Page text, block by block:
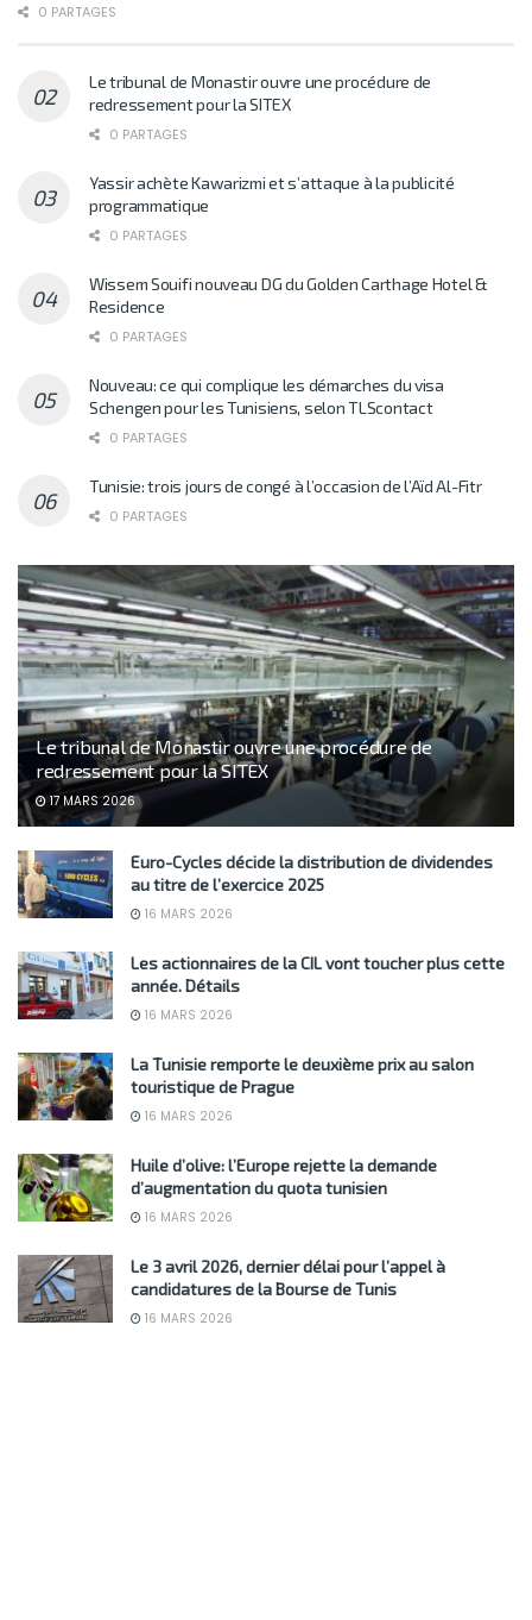
0 PARTAGES
Le tribunal de Monastir ouvre une procédure de
redressement pour la SITEX
0 PARTAGES
Yassir achète Kawarizmi et s’attaque à la publicité
programmatique
0 PARTAGES
Wissem Souifi nouveau DG du Golden Carthage Hotel &
Residence
0 PARTAGES
Nouveau: ce qui complique les démarches du visa
Schengen pour les Tunisiens, selon TLScontact
0 PARTAGES
Tunisie: trois jours de congé à l’occasion de l’Aïd Al-Fitr
0 PARTAGES
Le tribunal de Monastir ouvre une procédure de
redressement pour la SITEX
17 MARS 2026
Euro-Cycles décide la distribution de dividendes
au titre de l’exercice 2025
16 MARS 2026
Les actionnaires de la CIL vont toucher plus cette
année. Détails
16 MARS 2026
La Tunisie remporte le deuxième prix au salon
touristique de Prague
16 MARS 2026
Huile d’olive: l’Europe rejette la demande
d’augmentation du quota tunisien
16 MARS 2026
Le 3 avril 2026, dernier délai pour l’appel à
candidatures de la Bourse de Tunis
16 MARS 2026